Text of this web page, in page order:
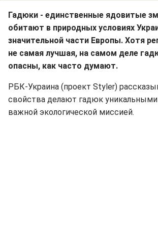
Гадюки - единственные ядовитые
обитают в природных условиях
значительной части Европы. Хотя
не самая лучшая, на самом деле
опасны, как часто думают.
РБК-Украина (проект Styler)
свойства делают гадюк
важной экологической миссией.